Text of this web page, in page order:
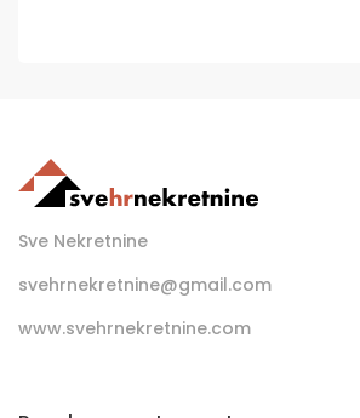
Sve Nekretnine
svehrnekretnine@gmail.com
www.svehrnekretnine.com